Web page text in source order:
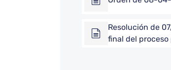
Resolución de
final del